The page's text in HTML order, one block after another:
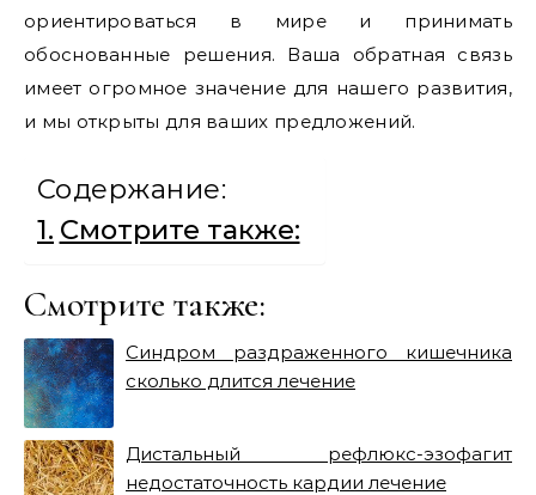
ориентироваться в мире и принимать
обоснованные решения. Ваша обратная связь
имеет огромное значение для нашего развития,
и мы открыты для ваших предложений.
Содержание:
Смотрите также:
Смотрите также:
Синдром раздраженного кишечника
сколько длится лечение
Дистальный рефлюкс-эзофагит
недостаточность кардии лечение